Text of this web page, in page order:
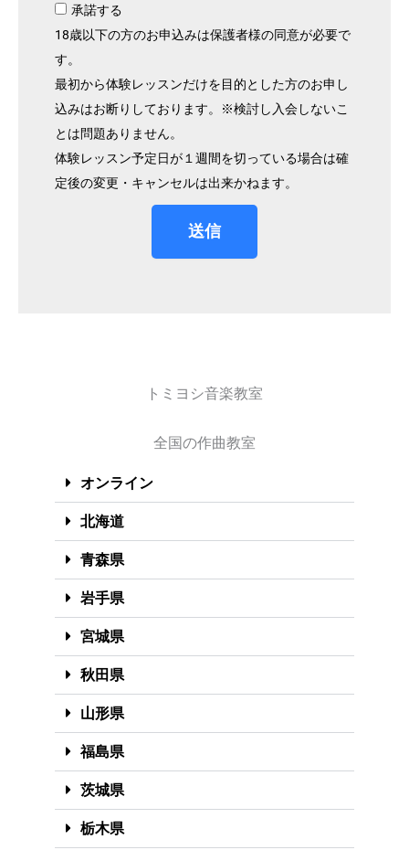
承諾する
18歳以下の方のお申込みは保護者様の同意が必要で
す。
最初から体験レッスンだけを目的とした方のお申し
込みはお断りしております。※検討し入会しないこ
とは問題ありません。
体験レッスン予定日が１週間を切っている場合は確
定後の変更・キャンセルは出来かねます。
送信
トミヨシ音楽教室
全国の作曲教室
オンライン
北海道
青森県
岩手県
宮城県
秋田県
山形県
福島県
茨城県
栃木県